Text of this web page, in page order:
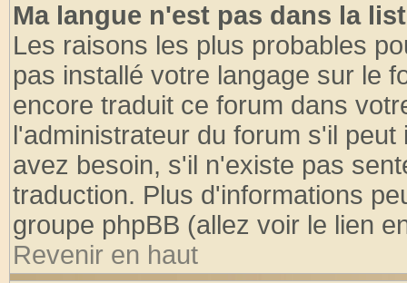
Ma langue n'est pas dans la
Les raisons les plus probables
pas installé votre langage sur le
encore traduit ce forum dans
l'administrateur du forum s'il
avez besoin, s'il n'existe pas
traduction. Plus d'informations
groupe phpBB (allez voir le lien
Revenir en haut